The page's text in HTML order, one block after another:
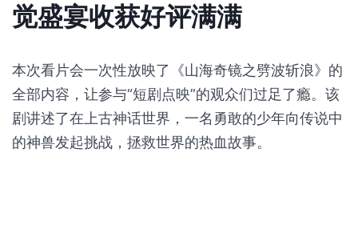
觉盛宴收获好评满满
本次看片会一次性放映了《山海奇镜之劈波斩浪》的
全部内容，让参与“短剧点映”的观众们过足了瘾。该
剧讲述了在上古神话世界，一名勇敢的少年向传说中
的神兽发起挑战，拯救世界的热血故事。